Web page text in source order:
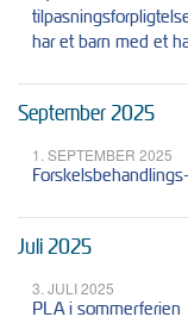
har et barn med et
September 2025
1. SEPTEMBER 2025
Juli 2025
3. JULI 2025
PLA i sommerferien